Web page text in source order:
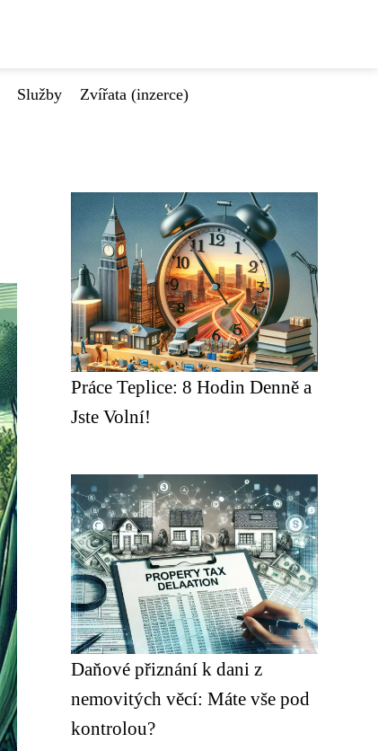
Služby Zvířata (inzerce)
Práce Teplice: 8 Hodin Denně a
Jste Volní!
Daňové přiznání k dani z
nemovitých věcí: Máte vše pod
kontrolou?